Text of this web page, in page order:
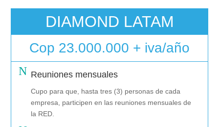
DIAMOND LATAM
Cop 23.000.000 + iva/año
N Reuniones mensuales
Cupo para que, hasta tres (3) personas de cada
empresa, participen en las reuniones mensuales de
la RED.